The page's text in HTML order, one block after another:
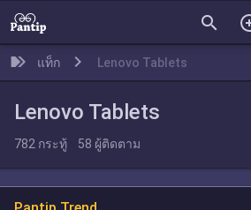
search
แท็ก Lenovo Tablets
Lenovo Tablets
782 กระทู้ 58 ผู้ติดตาม